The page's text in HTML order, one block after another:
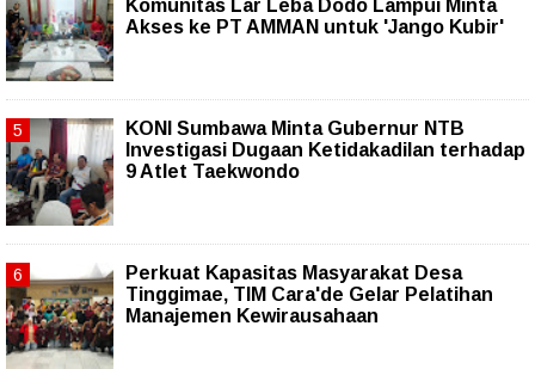
Komunitas Lar Leba Dodo Lampui Minta
Akses ke PT AMMAN untuk 'Jango Kubir'
KONI Sumbawa Minta Gubernur NTB
Investigasi Dugaan Ketidakadilan terhadap
9 Atlet Taekwondo
Perkuat Kapasitas Masyarakat Desa
Tinggimae, TIM Cara'de Gelar Pelatihan
Manajemen Kewirausahaan